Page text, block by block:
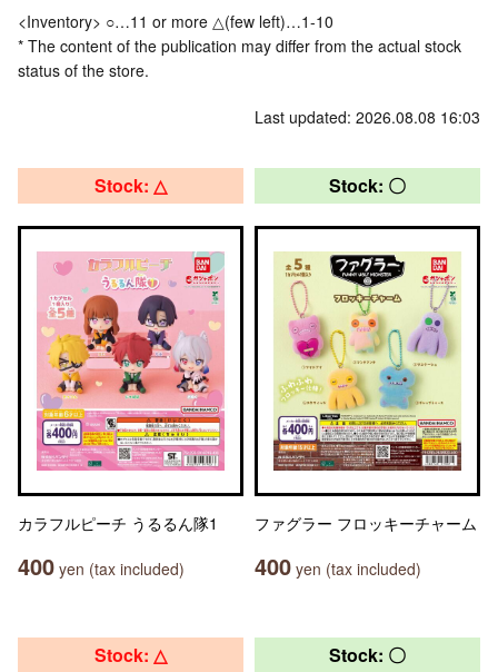
<Inventory> ○…11 or more △(few left)…1-10
* The content of the publication may differ from the actual stock
status of the store.
Last updated: 2026.08.08 16:03
Stock: △
カラフルピーチ うるるん隊1
400 yen (tax included)
Stock: 〇
ファグラー フロッキーチャーム
400 yen (tax included)
Stock: △ Stock: 〇